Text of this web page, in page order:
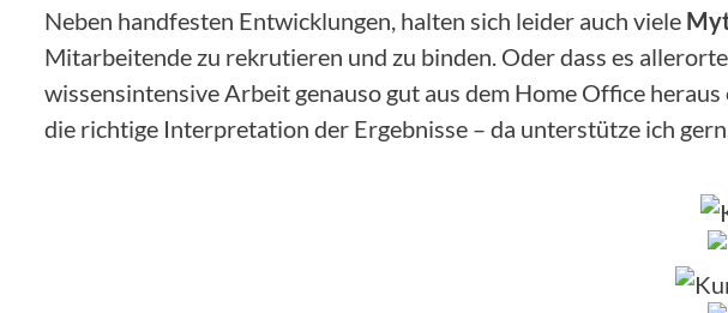
Neben handfesten Entwicklungen, halten sich leider auch viele
Mitarbeitende zu rekrutieren und zu binden. Oder dass es
wissensintensive Arbeit genauso gut aus dem Home Office
die richtige Interpretation der Ergebnisse – da unterstütze ich gern.